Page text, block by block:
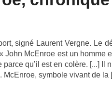
signé Laurent Vergne. Le
John McEn­roe est un homme
qu’il est en colère. [...] Il
McEn­roe, sym­bole vivant de la